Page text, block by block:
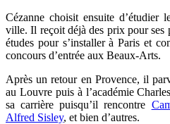
Cézanne choisit ensuite d’étudier
ville. Il reçoit déjà des prix pour ses
études pour s’installer à Paris et
concours d’entrée aux Beaux-Arts.
Après un retour en Provence, il
au Louvre puis à l’académie
sa carrière puisqu’il rencontre
Alfred Sisley, et bien d’autres.